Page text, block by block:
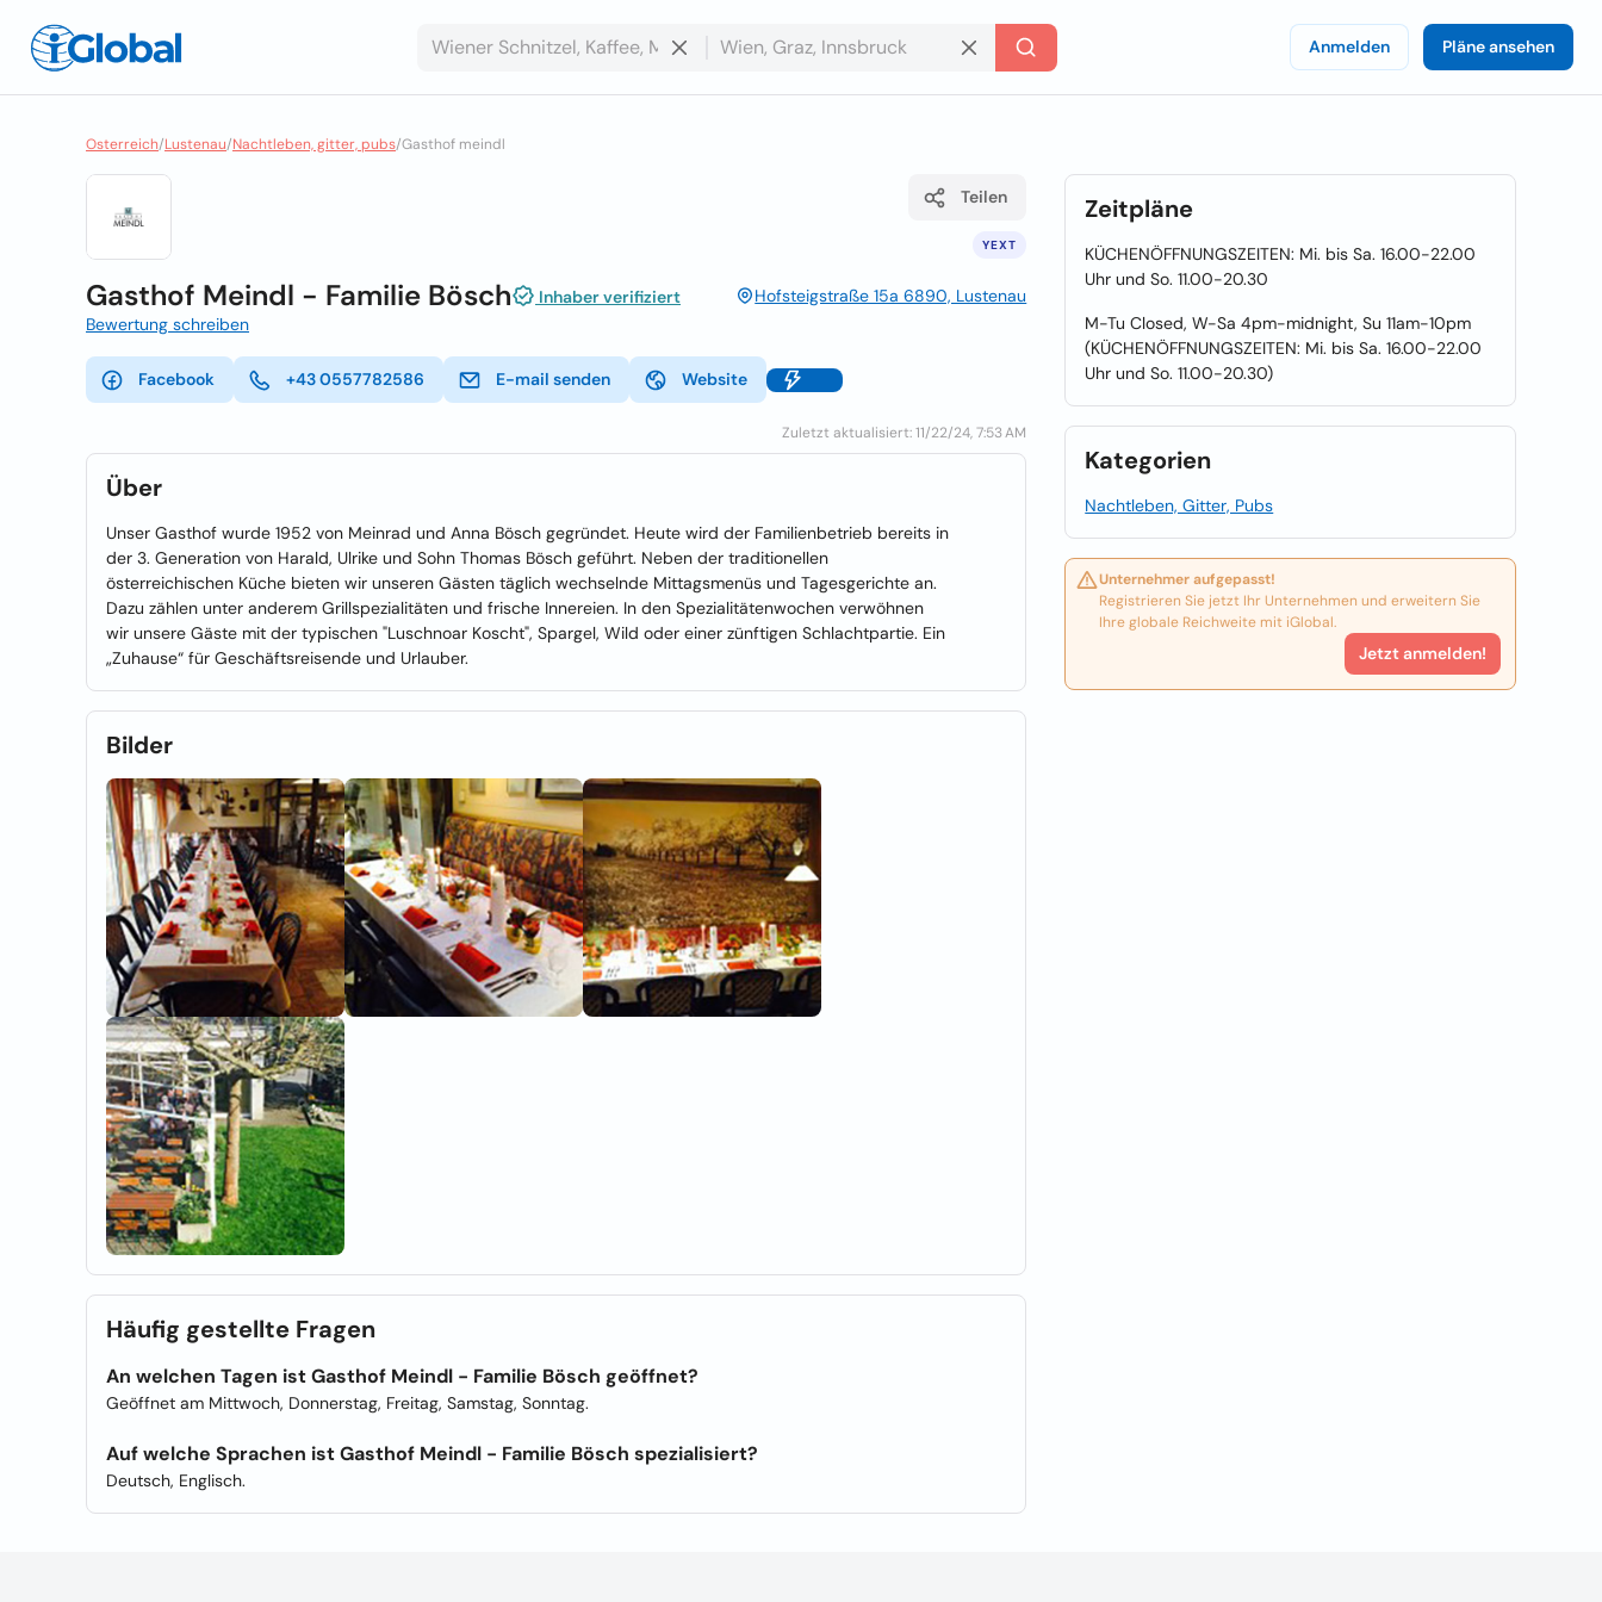
Anmelden Pläne ansehen
Osterreich/Lustenau/Nachtleben, gitter, pubs/Gasthof meindl
YEXT
Teilen
Gasthof Meindl - Familie Bösch Inhaber verifiziert
Hofsteigstraße 15a 6890, Lustenau
Bewertung schreiben
Facebook +43 0557782586 E-mail senden Website
Zuletzt aktualisiert: 11/22/24, 7:53 AM
Über
Unser Gasthof wurde 1952 von Meinrad und Anna Bösch gegründet. Heute wird der Familienbetrieb bereits in
der 3. Generation von Harald, Ulrike und Sohn Thomas Bösch geführt. Neben der traditionellen
österreichischen Küche bieten wir unseren Gästen täglich wechselnde Mittagsmenüs und Tagesgerichte an.
Dazu zählen unter anderem Grillspezialitäten und frische Innereien. In den Spezialitätenwochen verwöhnen
wir unsere Gäste mit der typischen "Luschnoar Koscht", Spargel, Wild oder einer zünftigen Schlachtpartie. Ein
„Zuhause“ für Geschäftsreisende und Urlauber.
Bilder
Häufig gestellte Fragen
An welchen Tagen ist Gasthof Meindl - Familie Bösch geöffnet?
Geöffnet am Mittwoch, Donnerstag, Freitag, Samstag, Sonntag.
Auf welche Sprachen ist Gasthof Meindl - Familie Bösch spezialisiert?
Deutsch, Englisch.
Zeitpläne
KÜCHENÖFFNUNGSZEITEN: Mi. bis Sa. 16.00-22.00
Uhr und So. 11.00-20.30
M-Tu Closed, W-Sa 4pm-midnight, Su 11am-10pm
(KÜCHENÖFFNUNGSZEITEN: Mi. bis Sa. 16.00-22.00
Uhr und So. 11.00-20.30)
Kategorien
Nachtleben, Gitter, Pubs
Unternehmer aufgepasst!
Registrieren Sie jetzt Ihr Unternehmen und erweitern Sie
Ihre globale Reichweite mit iGlobal.
Jetzt anmelden!